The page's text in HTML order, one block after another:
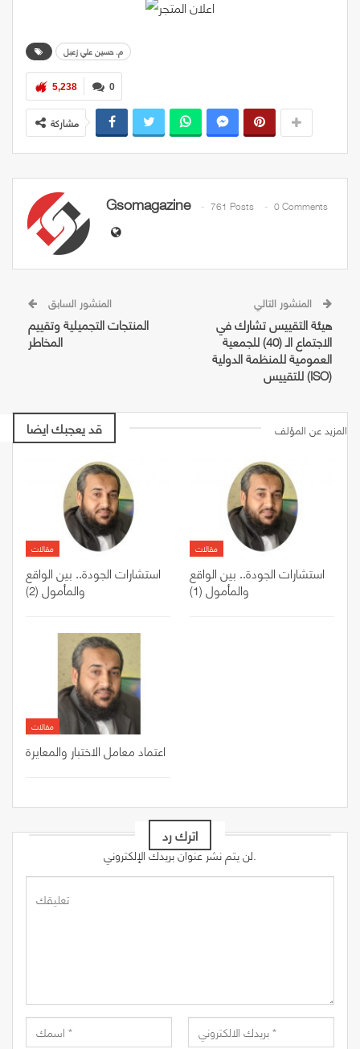
م. حسين علي زعبل
0
5,238
مشاركة
Gsomagazine 761 Posts 0 Comments
المنشور السابق
المنتجات التجميلية وتقييم
المخاطر
هيئة التقييس تشارك في
الاجتماع الـ (40) للجمعية
العمومية للمنظمة الدولية
للتقييس (ISO)
قد يعجبك ايضا المزيد عن المؤلف
مقالات
استشارات الجودة.. بين الواقع
والمأمول (2)
مقالات
استشارات الجودة.. بين الواقع
والمأمول (1)
مقالات
اعتماد معامل الاختبار والمعايرة
اترك رد
لن يتم نشر عنوان بريدك الإلكتروني.